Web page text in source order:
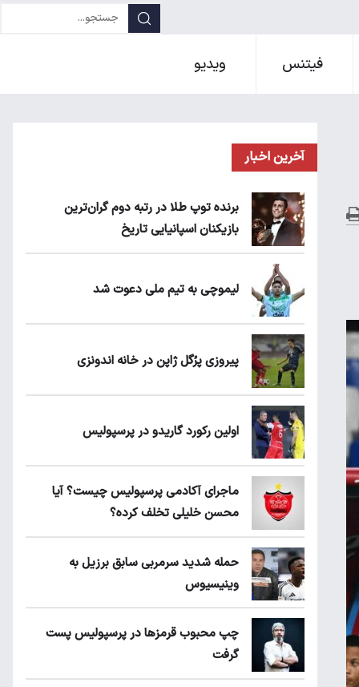
فیتنس ویدیو
آخرین اخبار
برنده توپ طلا در رتبه دوم گران‌ترین
بازیکنان اسپانیایی تاریخ
لیموچی به تیم ملی دعوت شد
پیروزی پرُگل ژاپن در خانه اندونزی
اولین رکورد گاریدو در پرسپولیس
ماجرای آکادمی پرسپولیس چیست؟ آیا
محسن خلیلی تخلف کرده؟
حمله شدید سرمربی سابق برزیل به
وینیسیوس
چپ محبوب قرمزها در پرسپولیس پست
گرفت